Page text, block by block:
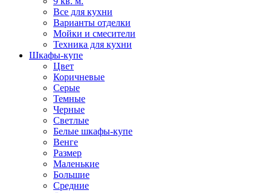
Все для кухни
Варианты отделки
Мойки и смесители
Техника для кухни
Шкафы-купе
Цвет
Коричневые
Серые
Темные
Черные
Светлые
Белые шкафы-купе
Венге
Размер
Маленькие
Большие
Средние